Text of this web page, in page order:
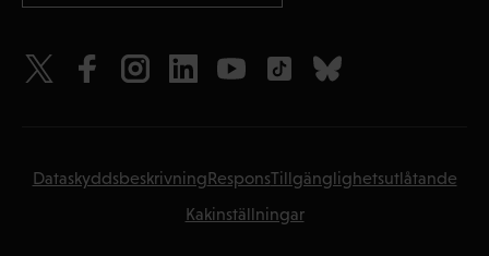
DataskyddsbeskrivningResponsTillgänglighetsutlåtande
Kakinställningar